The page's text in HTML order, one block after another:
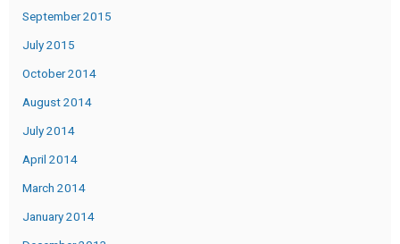
September 2015
July 2015
October 2014
August 2014
July 2014
April 2014
March 2014
January 2014